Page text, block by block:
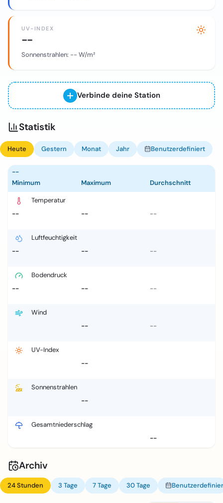
UV-INDEX
--
Sonnenstrahlen: -- W/m²
Verbinde deine Station
Statistik
Heute Gestern Monat Jahr Benutzerdefiniert
--
Minimum
Maximum Durchschnitt
Temperatur
--
-- --
Luftfeuchtigkeit
--
-- --
Bodendruck
--
-- --
Wind
--
--
UV-Index
--
Sonnenstrahlen
--
Gesamtniederschlag
--
Archiv
24 Stunden 3 Tage 7 Tage 30 Tage